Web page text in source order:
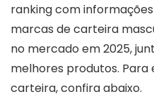
ranking com
marcas de carteira
no mercado em 2025,
melhores produtos. Para
carteira, confira abaixo.